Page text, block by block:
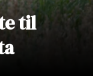
til